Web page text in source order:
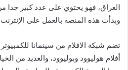
العراق، فهو يحتوي على عدد كبير جدا من
وبدأت هذه المنصة بالعمل على الإنترنت عام 2017 في شهر
تضم شبكة الافلام من سينمانا
أفلام هوليوود وبوليوود، والعديد من